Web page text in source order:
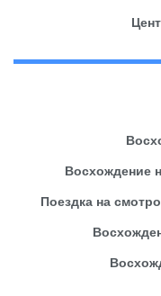
Восхождение
Поездка на